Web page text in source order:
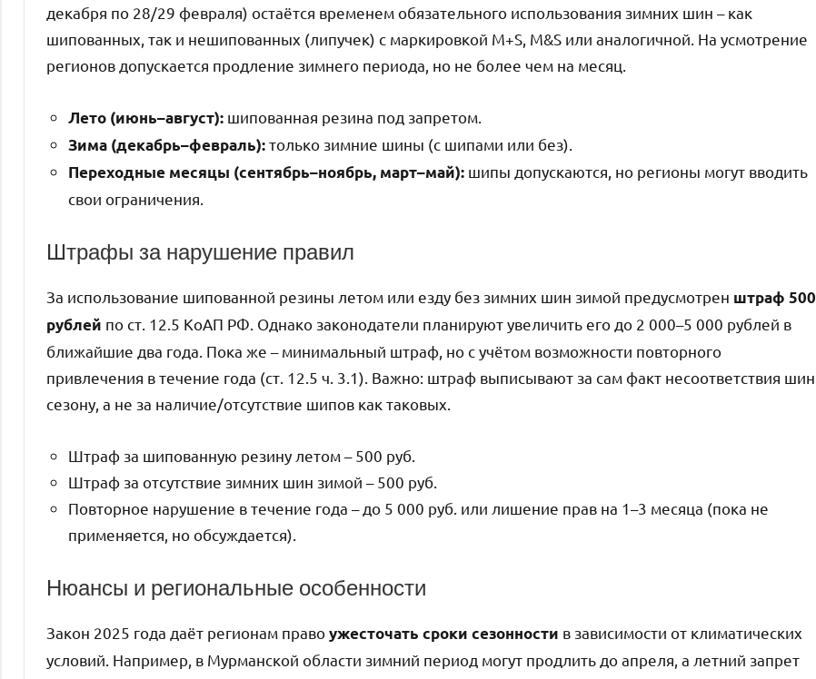
декабря по 28/29 февраля) остаётся временем обязательного использования зимних шин – как
шипованных, так и нешипованных (липучек) с маркировкой M+S, M&S или аналогичной. На усмотрение
регионов допускается продление зимнего периода, но не более чем на месяц.
Лето (июнь–август): шипованная резина под запретом.
Зима (декабрь–февраль):только зимние шины (с шипами или без).
Переходные месяцы (сентябрь–ноябрь, март–май): шипы допускаются, но регионы могут вводить
свои ограничения.
Штрафы за нарушение правил
За использование шипованной резины летом или езду без зимних шин зимой предусмотрен штраф 500
рублей по ст. 12.5 КоАП РФ. Однако законодатели планируют увеличить его до 2 000–5 000 рублей в
ближайшие два года. Пока же – минимальный штраф, но с учётом возможности повторного
привлечения в течение года (ст. 12.5 ч. 3.1). Важно: штраф выписывают за сам факт несоответствия шин
сезону, а не за наличие/отсутствие шипов как таковых.
Штраф за шипованную резину летом – 500 руб.
Штраф за отсутствие зимних шин зимой – 500 руб.
Повторное нарушение в течение года – до 5 000 руб. или лишение прав на 1–3 месяца (пока не
применяется, но обсуждается).
Нюансы и региональные особенности
Закон 2025 года даёт регионам правоужесточать сроки сезонности в зависимости от климатических
условий. Например, в Мурманской области зимний период могут продлить до апреля, а летний запрет